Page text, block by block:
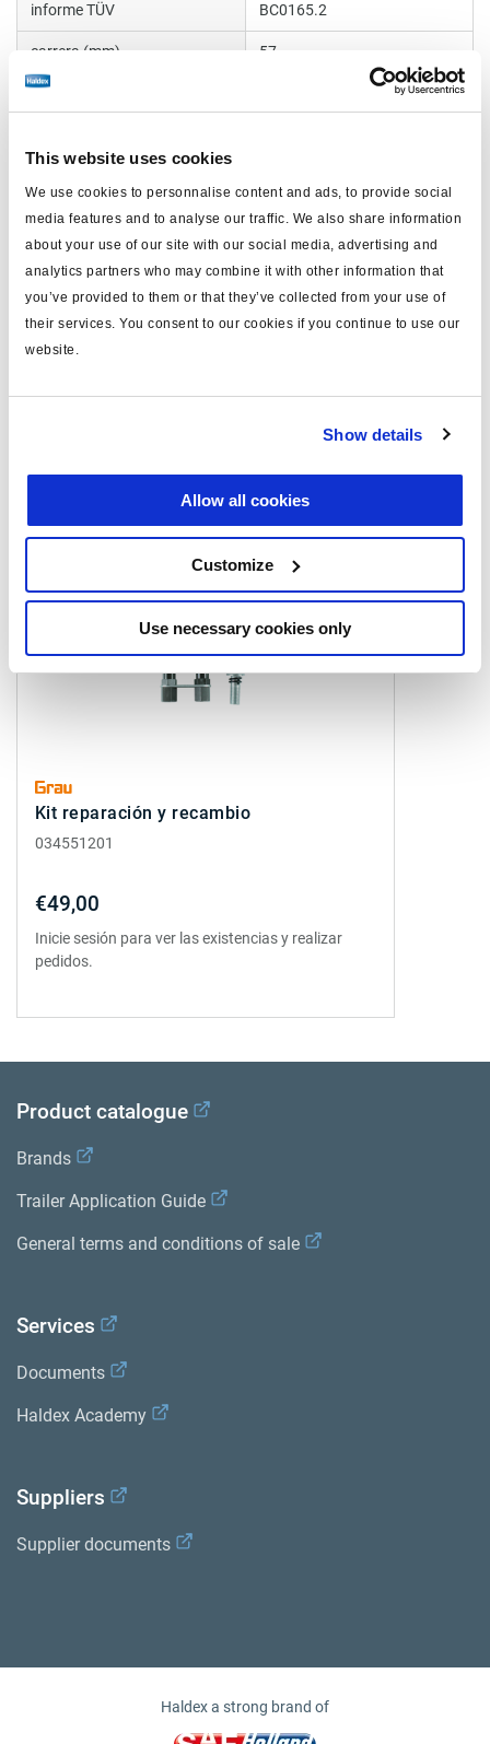
This website uses cookies
We use cookies to personnalise content and ads, to provide social
media features and to analyse our traffic. We also share information
about your use of our site with our social media, advertising and
analytics partners who may combine it with other information that
you’ve provided to them or that they’ve collected from your use of
their services. You consent to our cookies if you continue to use our
website.
Show details
Allow all cookies
Customize
Use necessary cookies only
informe TÜV BC0165.2
carrera (mm) 57
peso (kg)
Vea todas las publicaciones relacionadas en nuestra
Biblioteca bibliográfica de productos.
Related aftermarket parts
Productos relacionados
Kit reparación y recambio
034551201
€49,00
Inicie sesión para ver las existencias y realizar
pedidos.
Product catalogue
Brands
Trailer Application Guide
General terms and conditions of sale
Services
Documents
Haldex Academy
Suppliers
Supplier documents
Haldex a strong brand of